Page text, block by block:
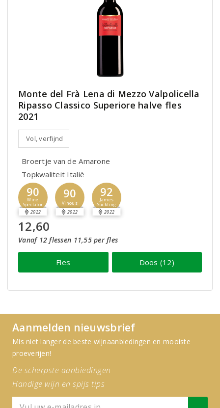
Monte del Frà Lena di Mezzo Valpolicella
Ripasso Classico Superiore halve fles
2021
Vol, verfijnd
Broertje van de Amarone
Topkwaliteit Italië
90
Wine
Spectator
2022
90
Vinous
2022
92
James
Suckling
2022
12,60
Vanaf 12 flessen 11,55 per fles
Fles Doos (12)
Aanmelden nieuwsbrief
Mis niet langer de beste wijnaanbiedingen en mooiste
proeverijen!
De scherpste aanbiedingen
Handige wijn en spijs tips